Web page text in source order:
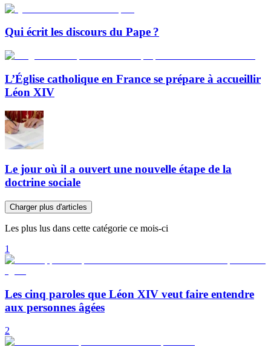
Qui écrit les discours du Pape ?
L’Église catholique en France se prépare à accueillir
Léon XIV
Le jour où il a ouvert une nouvelle étape de la
doctrine sociale
Charger plus d'articles
Les plus lus dans cette catégorie ce mois-ci
1
Les cinq paroles que Léon XIV veut faire entendre
aux personnes âgées
2